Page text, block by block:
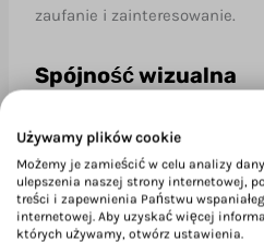
zaufanie i zainteresowanie.
Spójność wizualna
Spójna identyfikacja wizualna
kolorystykę, po typografię –
Dzięki temu klienci łatwiej
firmę, co przekłada się na
świadomość marki.
Używamy plików cookie
Możemy je zamieścić w celu analizy
ulepszenia naszej strony internetowej,
treści i zapewnienia Państwu
internetowej. Aby uzyskać więcej
których używamy, otwórz ustawienia.